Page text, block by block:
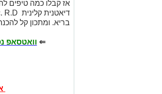
אז קבלו כמה טיפים
בריא. ומתכון קל
⇐ וואטסאפ